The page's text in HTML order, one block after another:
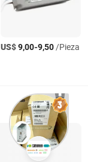
US$9,00-9,50/Pieza